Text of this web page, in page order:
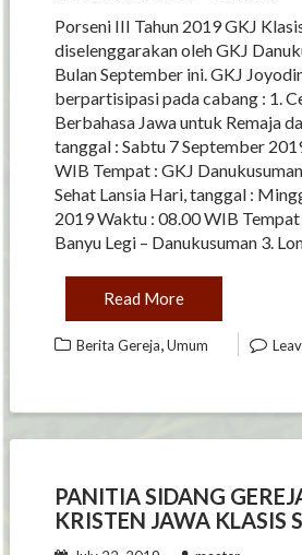
Porseni III Tahun 2019 GKJ
diselenggarakan oleh GKJ
Bulan September ini. GKJ
berpartisipasi pada cabang : 1.
Berbahasa Jawa untuk Remaja
tanggal : Sabtu 7 September
WIB Tempat : GKJ
Sehat Lansia Hari, tanggal :
2019 Waktu : 08.00 WIB
Banyu Legi – Danukusuman 3.
Read More
Berita Gereja,Umum
PANITIA SIDANG
KRISTEN JAWA KLASIS